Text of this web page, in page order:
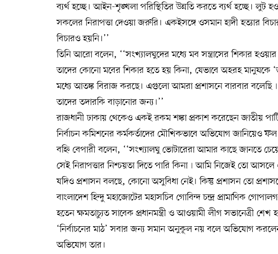
ব্যর্থ হচ্ছে। আইন-শৃঙ্খলা পরিস্থিতির উন্নতি করতে ব্যর্থ হচ্ছে। লুট
সকলের নিরাপত্তা দেওয়া জরুরি। একইসঙ্গে ওসমান হাদী হত্যার
বিচারও হয়নি।’’
তিনি আরো বলেন, ‘‘সংখ্যালঘুদের মধ্যে মব সন্ত্রাসের শিকার
তাদের কোনো মবের শিকার হতে হয় কিনা, যেভাবে অহরহ মানুষকে
মধ্যে আতঙ্ক বিরাজ করছে। এগুলো আমরা প্রশাসনে বারবার
তাদের তদারকি বাড়ানোর জন্য।’’
রাজধানী ঢাকায় থেকেও একই রকম শঙ্কা প্রকাশ করেছেন জাতীয়
নির্বাচন কমিশনের কর্মকর্তাদের মৌখিকভাবে অভিযোগ জানিয়েও ফল
বহ্নি বেপারী বলেন, ‘‘সংখ্যালঘু ভোটারেরা আমার কাছে জানতে
সেই নিরাপত্তার নিশ্চয়তা দিতে পারি কিনা৷ আমি নিজেই তো
যদিও প্রশাসন বলছে, কোনো অসুবিধা নেই। কিন্তু প্রশাসন তো
বাংলাদেশ হিন্দু মহাজোটের মহাসচিব গোবিন্দ চন্দ্র প্রামাণিক
হতেন ক্ষমতাচ্যুত সাবেক প্রধানমন্ত্রী ও আওয়ামী লীগ সভানেত্রী শেখ
‘নির্বাচনের মাঠ’ সবার জন্য সমান অনুকূল নয় বলে অভিযোগ
অভিযোগ তার।